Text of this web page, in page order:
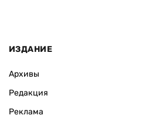
ИЗДАНИЕ
Архивы
Редакция
Реклама